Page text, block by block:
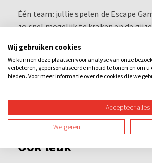
Één team: jullie spelen de Escape
zo snel mogelijk te kraken en de
Meerdere teams tegen elkaar en
afloop ontvangen jullie de uitslag
bedwang had.
Ook leuk
Wij gebruiken cookies
We kunnen deze plaatsen voor analyse van onze
verbeteren, gepersonaliseerde inhoud te tonen en om
bieden. Voor meer informatie over de cookies die we
Accepteer alles
Weigeren